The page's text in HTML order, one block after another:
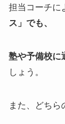
担当コーチに
ス」でも、
塾や予備校に
しょう。
また、どちら